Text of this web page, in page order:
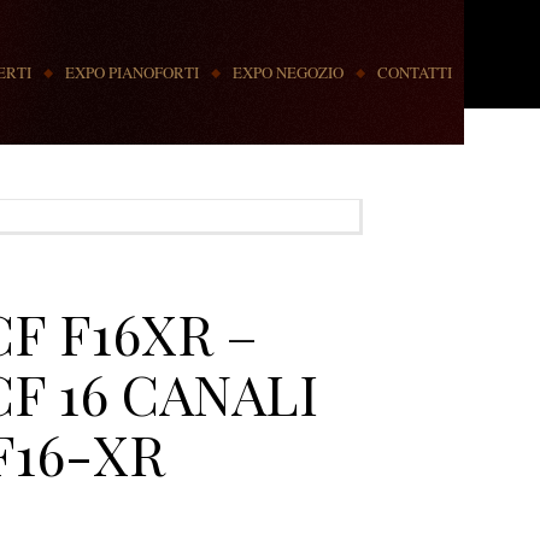
EXPO PIANOFORTI EXPO NEGOZIO CONTATTI
F16XR –
16 CANALI
XR